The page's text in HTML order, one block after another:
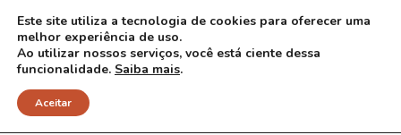
Arquivo para Tag: pesquisas em
Este site utiliza a tecnologia de cookies para oferecer uma
melhor experiência de uso.
Ao utilizar nossos serviços, você está ciente dessa
funcionalidade. Saiba mais.
Aceitar